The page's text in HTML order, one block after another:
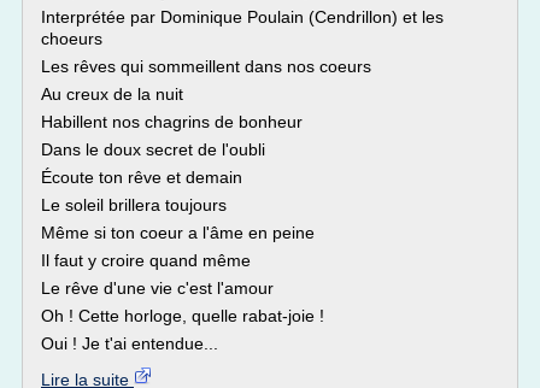
Interprétée par Dominique Poulain (Cendrillon) et les
choeurs
Les rêves qui sommeillent dans nos coeurs
Au creux de la nuit
Habillent nos chagrins de bonheur
Dans le doux secret de l'oubli
Écoute ton rêve et demain
Le soleil brillera toujours
Même si ton coeur a l'âme en peine
Il faut y croire quand même
Le rêve d'une vie c'est l'amour
Oh ! Cette horloge, quelle rabat-joie !
Oui ! Je t'ai entendue...
Lire la suite